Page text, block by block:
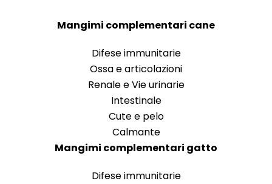
Mangimi complementari cane
Difese immunitarie
Ossa e articolazioni
Renale e Vie urinarie
Intestinale
Cute e pelo
Calmante
Mangimi complementari gatto
Difese immunitarie